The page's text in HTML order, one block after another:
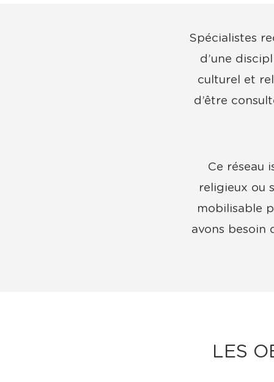
Spécialistes
d’une
culturel et
d’être
Ce réseau
religieux ou
mobilisable
avons besoin
LES